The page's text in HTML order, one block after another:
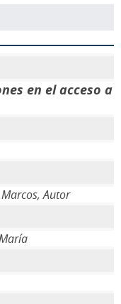
en el acceso a
Autor